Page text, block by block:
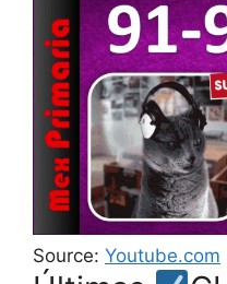
Source: Youtube.com